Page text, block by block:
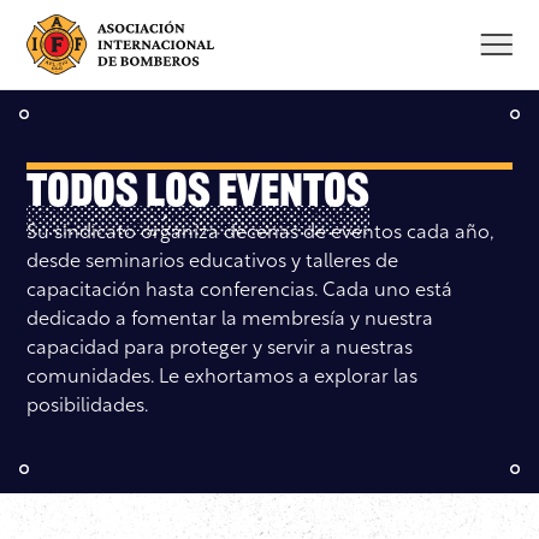
Saltar
contenido
Todos los Eventos
Su sindicato organiza decenas de eventos cada año,
desde seminarios educativos y talleres de
capacitación hasta conferencias. Cada uno está
dedicado a fomentar la membresía y nuestra
capacidad para proteger y servir a nuestras
comunidades. Le exhortamos a explorar las
posibilidades.